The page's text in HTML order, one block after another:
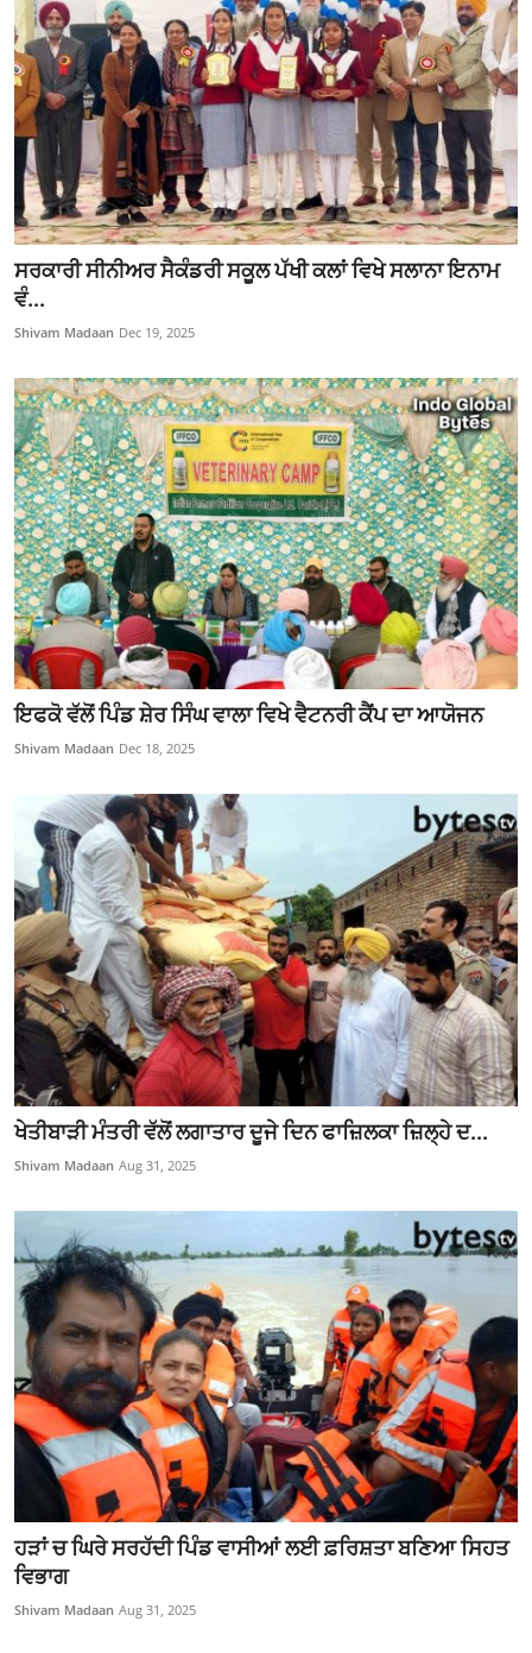
ਸਰਕਾਰੀ ਸੀਨੀਅਰ ਸੈਕੰਡਰੀ ਸਕੂਲ ਪੱਖੀ ਕਲਾਂ ਵਿਖੇ ਸਲਾਨਾ ਇਨਾਮ
ਵੰ...
Shivam Madaan Dec 19, 2025
ਇਫਕੋ ਵੱਲੋਂ ਪਿੰਡ ਸ਼ੇਰ ਸਿੰਘ ਵਾਲਾ ਵਿਖੇ ਵੈਟਨਰੀ ਕੈਂਪ ਦਾ ਆਯੋਜਨ
Shivam Madaan Dec 18, 2025
ਖੇਤੀਬਾੜੀ ਮੰਤਰੀ ਵੱਲੋਂ ਲਗਾਤਾਰ ਦੂਜੇ ਦਿਨ ਫਾਜ਼ਿਲਕਾ ਜ਼ਿਲ੍ਹੇ ਦ...
Shivam Madaan Aug 31, 2025
ਹੜਾਂ ਚ ਘਿਰੇ ਸਰਹੱਦੀ ਪਿੰਡ ਵਾਸੀਆਂ ਲਈ ਫ਼ਰਿਸ਼ਤਾ ਬਣਿਆ ਸਿਹਤ
ਵਿਭਾਗ
Shivam Madaan Aug 31, 2025